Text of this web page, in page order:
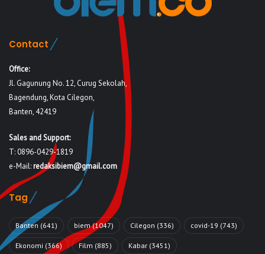
Contact
Office:
Jl. Gagunung No. 12, Curug Sekolah,
Bagendung, Kota Cilegon,
Banten, 42419
Sales and Support:
T: 0896-0429-1819
e-Mail:redaksibiem@gmail.com
Tag
Banten (641) biem(1047) Cilegon (336) covid-19 (743)
Ekonomi (366) Film (885) Kabar (3451)